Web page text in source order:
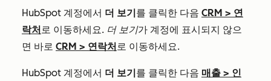
HubSpot 계정에서 더 보기를 클릭한 다음 CRM > 연
락처 로 이동하세요. 더 보기가 계정에 표시되지 않으
면 바로 CRM > 연락처 로 이동하세요.
HubSpot 계정에서 더 보기를 클릭한 다음 매출 > 인